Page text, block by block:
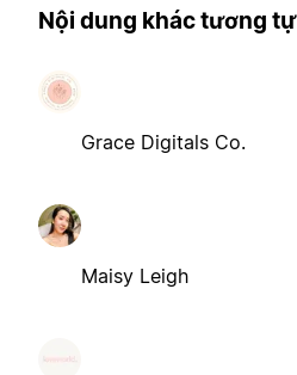
Nội dung khác tương tự
Grace Digitals Co.
Maisy Leigh